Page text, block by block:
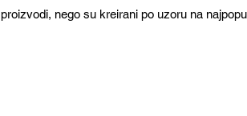
proizvodi, nego su kreirani po uzoru na